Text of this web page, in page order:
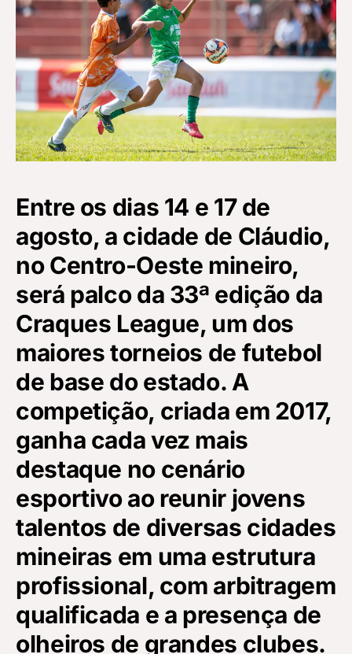
Entre os dias 14 e 17 de
agosto, a cidade de Cláudio,
no Centro-Oeste mineiro,
será palco da 33ª edição da
Craques League, um dos
maiores torneios de futebol
de base do estado. A
competição, criada em 2017,
ganha cada vez mais
destaque no cenário
esportivo ao reunir jovens
talentos de diversas cidades
mineiras em uma estrutura
profissional, com arbitragem
qualificada e a presença de
olheiros de grandes clubes.